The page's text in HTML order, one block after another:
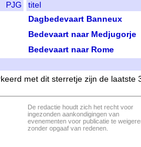
PJG
titel
Dagbedevaart Banneux
Bedevaart naar Medjugorje
Bedevaart naar Rome
met dit sterretje zijn de laatste
De redactie houdt zich het recht voor
ingezonden aankondigingen van
evenementen voor publicatie te
zonder opgaaf van redenen.